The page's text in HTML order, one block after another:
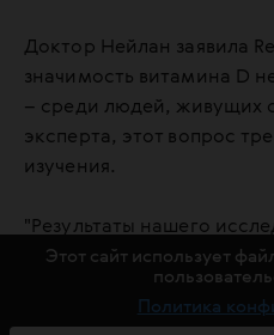
Доктор Нейлан заявила
значимость витамина D
– среди людей, живущих
эксперта, этот вопрос
изучения.
"Результаты нашего
часть паззла, – заявила
исследования Эллисон
счете мы сможем
Этот сайт использует
Политика